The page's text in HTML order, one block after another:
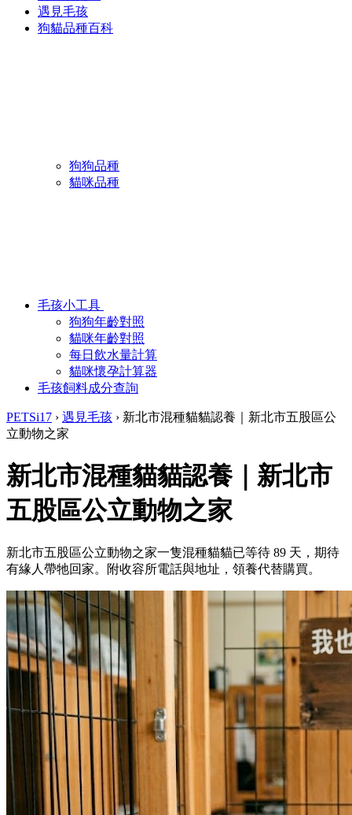
遇見毛孩
狗貓品種百科
狗狗品種
貓咪品種
毛孩小工具
狗狗年齡對照
貓咪年齡對照
每日飲水量計算
貓咪懷孕計算器
毛孩飼料成分查詢
PETSi17 › 遇見毛孩 › 新北市混種貓貓認養｜新北市五股區公
立動物之家
新北市混種貓貓認養｜新北市
五股區公立動物之家
新北市五股區公立動物之家一隻混種貓貓已等待 89 天，期待
有緣人帶牠回家。附收容所電話與地址，領養代替購買。